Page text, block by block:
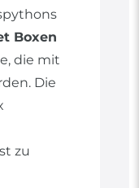
Boxen
die mit
Die
zu